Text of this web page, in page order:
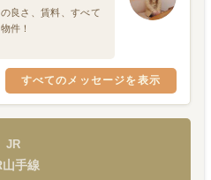
良さ、賃料、すべて
件！
すべてのメッセージを表示
JR
手線